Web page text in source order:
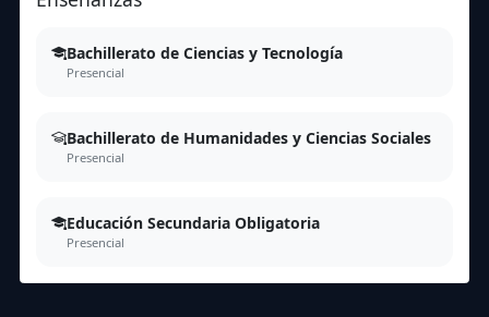
Bachillerato de Ciencias y Tecnología
Presencial
Bachillerato de Humanidades y Ciencias Sociales
Presencial
Educación Secundaria Obligatoria
Presencial